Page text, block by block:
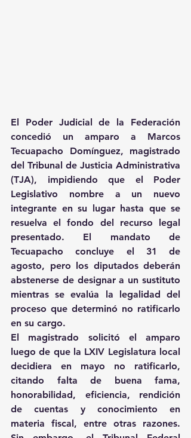
El Poder Judicial de la Federación
concedió un amparo a Marcos
Tecuapacho Domínguez, magistrado
del Tribunal de Justicia Administrativa
(TJA), impidiendo que el Poder
Legislativo nombre a un nuevo
integrante en su lugar hasta que se
resuelva el fondo del recurso legal
presentado. El mandato de
Tecuapacho concluye el 31 de
agosto, pero los diputados deberán
abstenerse de designar a un sustituto
mientras se evalúa la legalidad del
proceso que determinó no ratificarlo
en su cargo.
El magistrado solicitó el amparo
luego de que la LXIV Legislatura local
decidiera en mayo no ratificarlo,
citando falta de buena fama,
honorabilidad, eficiencia, rendición
de cuentas y conocimiento en
materia fiscal, entre otras razones.